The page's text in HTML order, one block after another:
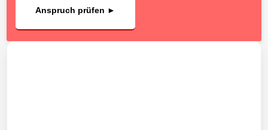
Anspruch prüfen ►